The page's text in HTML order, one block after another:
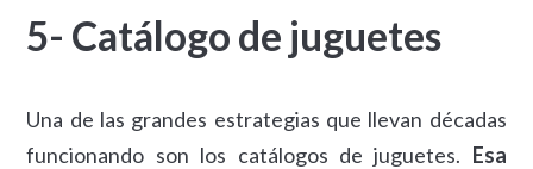
5- Catálogo de juguetes
Una de las grandes estrategias que llevan décadas
funcionando son los catálogos de juguetes. Esa